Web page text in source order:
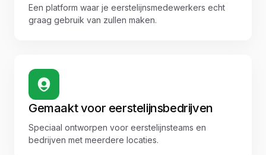
Een platform waar je eerstelijnsmedewerkers echt
graag gebruik van zullen maken.
Gemaakt voor eerstelijnsbedrijven
Speciaal ontworpen voor eerstelijnsteams en
bedrijven met meerdere locaties.